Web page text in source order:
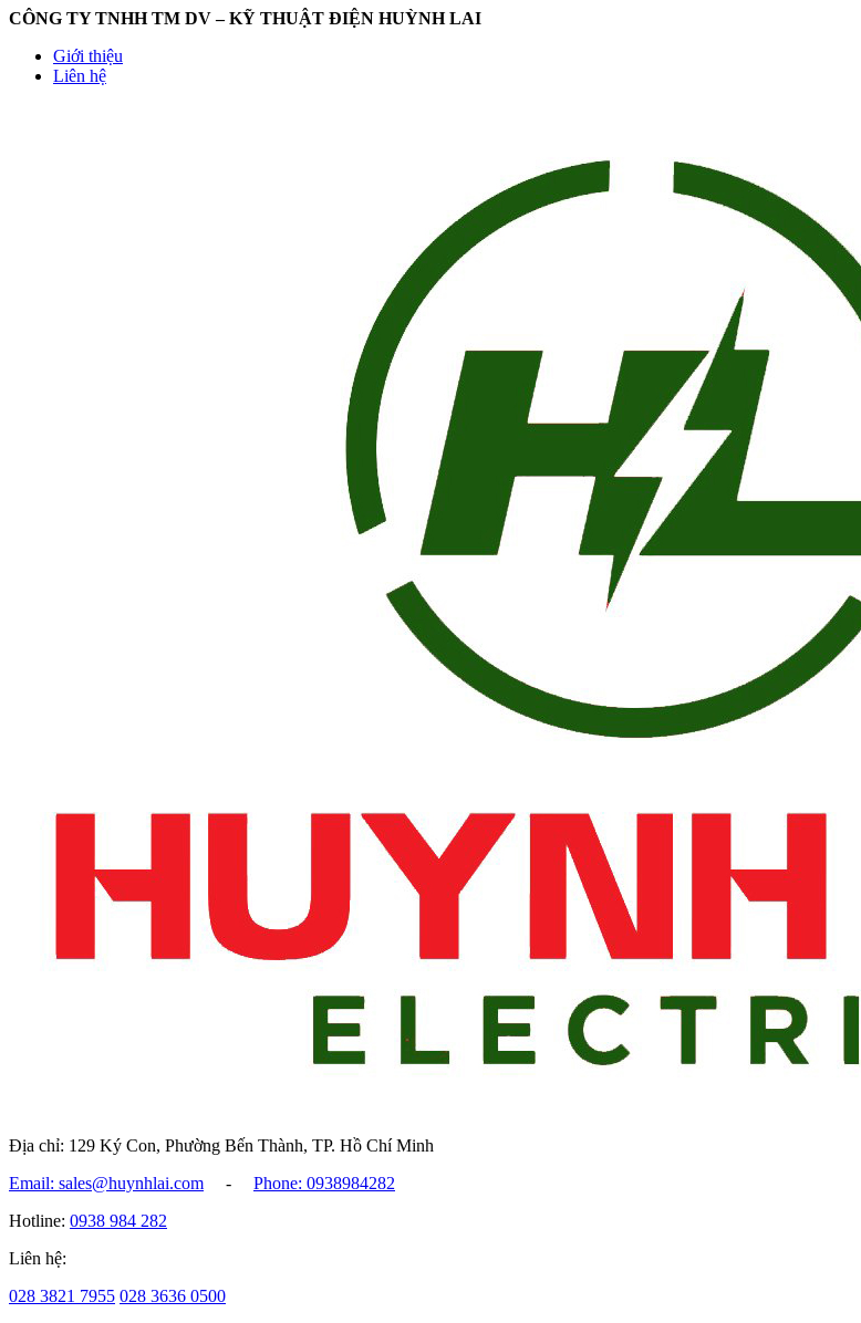
CÔNG TY TNHH TM DV – KỸ THUẬT ĐIỆN HUỲNH LAI
Giới thiệu
Liên hệ
Địa chỉ: 129 Ký Con, Phường Bến Thành, TP. Hồ Chí Minh
Email: sales@huynhlai.com
-
Phone: 0938984282
Hotline: 0938 984 282
Liên hệ:
028 3821 7955 028 3636 0500